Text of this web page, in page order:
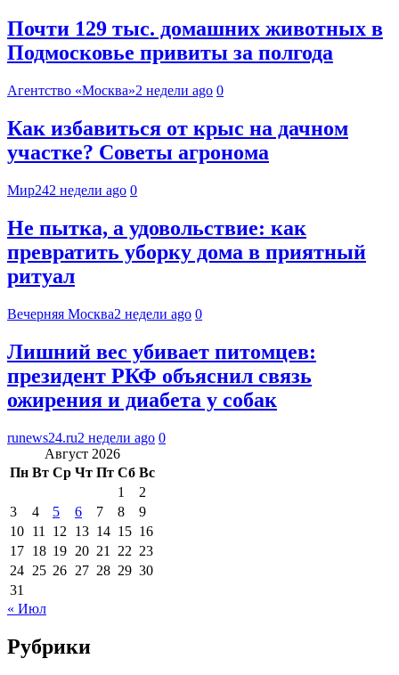
Почти 129 тыс. домашних животных в
Подмосковье привиты за полгода
Агентство «Москва»2 недели ago 0
Как избавиться от крыс на дачном
участке? Советы агронома
Мир242 недели ago 0
Не пытка, а удовольствие: как
превратить уборку дома в приятный
ритуал
Вечерняя Москва2 недели ago 0
Лишний вес убивает питомцев:
президент РКФ объяснил связь
ожирения и диабета у собак
runews24.ru2 недели ago 0
Август 2026
Пн Вт Ср Чт Пт Сб Вс
1
2
3
4 5 6 7 8
9
10 11 12 13 14 15 16
17 18 19 20 21 22 23
24 25 26 27 28 29 30
31
« Июл
Рубрики